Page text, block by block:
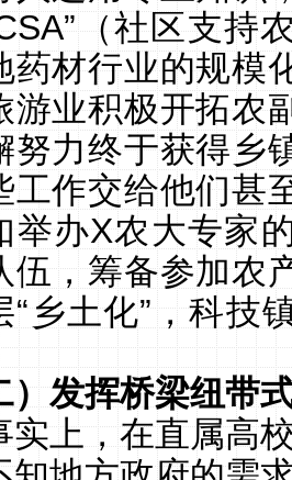
”（社区支持
药材行业的规模
游业积极开拓农
努力终于获得乡
工作交给他们甚
举办X农大专家
伍，筹备参加农
“乡土化”，科技
）发挥桥梁纽带
实上，在直属高